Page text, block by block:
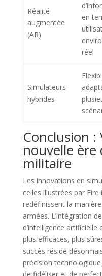
Réalité
augmentée
(AR)
en
réel
Simulateurs
hybrides
Conclusion :
nouvelle
militaire
Les innovations en
celles illustrées par
redéfinissent la
armées. L’intégration
d’intelligence
plus efficaces, plus
succès réside
précision